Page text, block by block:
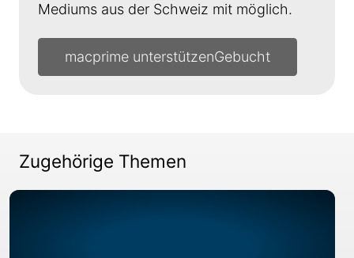
Mediums aus der Schweiz mit möglich.
macprime unterstützen
Zugehörige Themen